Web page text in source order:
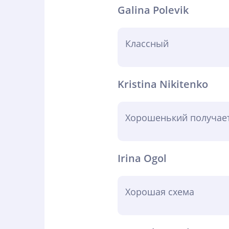
Galina Polevik
Классный
Kristina Nikitenko
Хорошенький
Irina Ogol
Хорошая схема